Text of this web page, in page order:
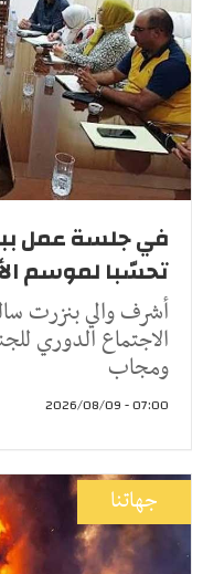
في جلسة عمل
تحسّبا لموسم
أشرف والي بنزرت
الاجتماع الدوري
ومجاب
07:00 - 2026/08/09
جهاتنا